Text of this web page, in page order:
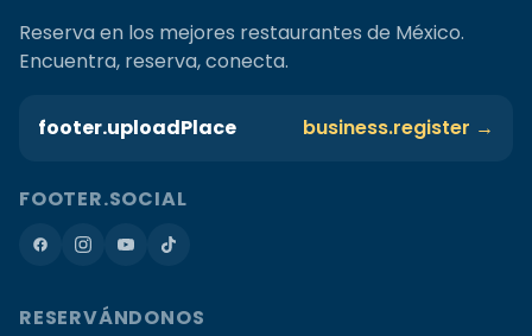
Reserva en los mejores restaurantes de México.
Encuentra, reserva, conecta.
footer.uploadPlace business.register →
FOOTER.SOCIAL
RESERVÁNDONOS